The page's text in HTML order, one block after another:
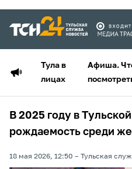
Тула в
лицах
Афиша.
В 2025 году в
рождаемость среди
18 мая 2026, 12:50 Тульская